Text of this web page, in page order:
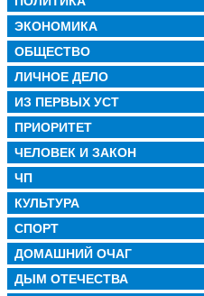
ЭКОНОМИКА
ОБЩЕСТВО
ЛИЧНОЕ ДЕЛО
ИЗ ПЕРВЫХ УСТ
ПРИОРИТЕТ
ЧЕЛОВЕК И ЗАКОН
ЧП
КУЛЬТУРА
СПОРТ
ДОМАШНИЙ ОЧАГ
ДЫМ ОТЕЧЕСТВА